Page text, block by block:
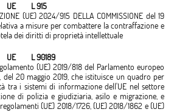
UE
L 915
(UE) 2024/915 DELLA COMMISSIONE del 19
a misure per combattere la contraffazione e
dei diritti di proprietà intellettuale
UE
L 90189
(UE) 2019/818 del Parlamento europeo
del 20 maggio 2019, che istituisce un quadro per
tra i sistemi di informazione dell'UE nel settore
di polizia e giudiziaria, asilo e migrazione, e
(UE) 2018/1726, (UE) 2018/1862 e (UE)